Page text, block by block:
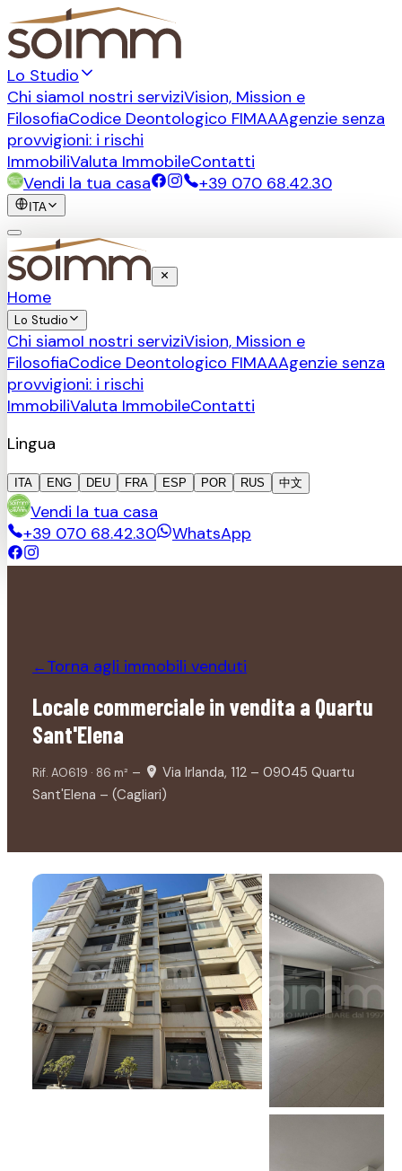
Lo Studio
Chi siamoI nostri serviziVision, Mission e
FilosofiaCodice Deontologico FIMAAAgenzie senza
provvigioni: i rischi
ImmobiliValuta ImmobileContatti
Vendi la tua casa
+39 070 68.42.30
ITA
Home
Lo Studio
Chi siamoI nostri serviziVision, Mission e
FilosofiaCodice Deontologico FIMAAAgenzie senza
provvigioni: i rischi
ImmobiliValuta ImmobileContatti
Lingua
ITA ENG DEU FRA ESP POR RUS 中文
Vendi la tua casa
+39 070 68.42.30
WhatsApp
←Torna agli immobili venduti
Locale commerciale in vendita a Quartu
Sant'Elena
Rif. AO619 · 86 m² –
Via Irlanda, 112 – 09045 Quartu
Sant'Elena – (Cagliari)